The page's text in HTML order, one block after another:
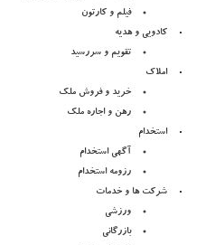
فیلم و کارتون
کادویی و هدیه
تقویم و سررسید
املاک
خرید و فروش ملک
رهن و اجاره ملک
استخدام
آگهی استخدام
رزومه استخدام
شرکت ها و خدمات
ورزشی
بازرگانی